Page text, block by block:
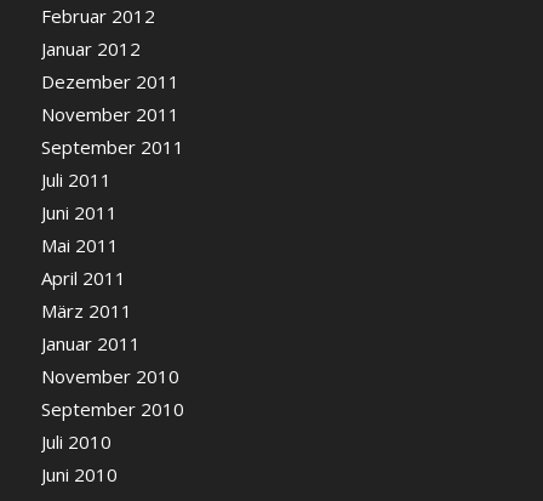
Februar 2012
Januar 2012
Dezember 2011
November 2011
September 2011
Juli 2011
Juni 2011
Mai 2011
April 2011
März 2011
Januar 2011
November 2010
September 2010
Juli 2010
Juni 2010